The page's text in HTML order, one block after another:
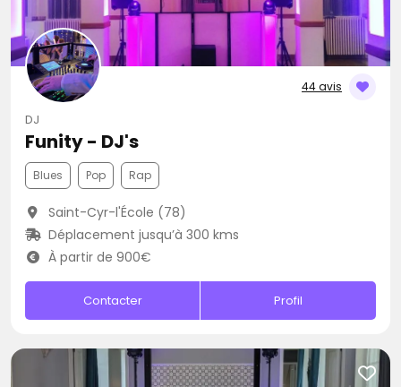
44 avis
DJ
Funity - DJ's
Blues Pop Rap
Saint-Cyr-l'École (78)
Déplacement jusqu’à 300 kms
À partir de 900€
Contacter Profil